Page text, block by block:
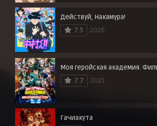
Действуй, Накамура!
7.5
2026
7.7
2021
Гачиакута